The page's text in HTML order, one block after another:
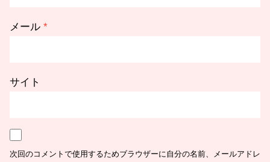
メール *
サイト
次回のコメントで使用するためブラウザーに自分の名前、メールアドレ